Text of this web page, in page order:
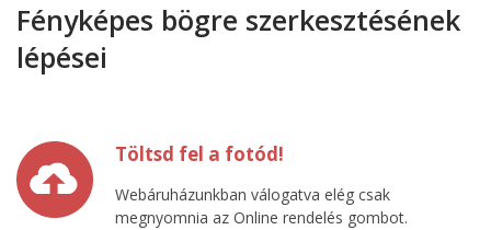
Fényképes bögre szerkesztésének
lépései
Töltsd fel a fotód!
Webáruházunkban válogatva elég csak
megnyomnia az Online rendelés gombot.